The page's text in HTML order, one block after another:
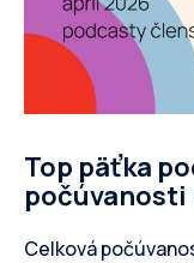
Top päťka
počúvanosti
Celková